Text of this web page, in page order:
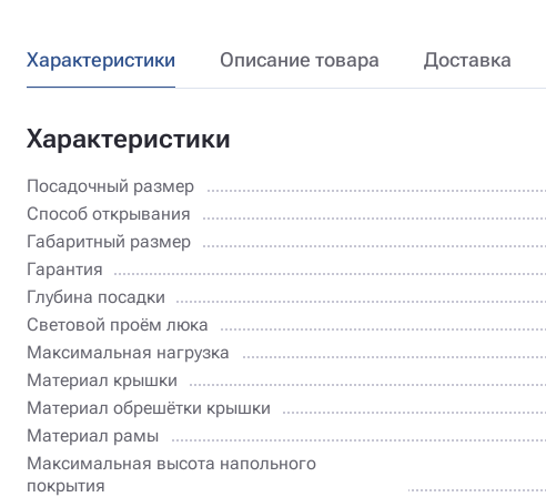
Характеристики Описание товара Доставка
Характеристики
Посадочный размер
Способ открывания
Габаритный размер
Гарантия
Глубина посадки
Световой проём люка
Максимальная нагрузка
Материал крышки
Материал обрешётки крышки
Материал рамы
Максимальная высота напольного
покрытия